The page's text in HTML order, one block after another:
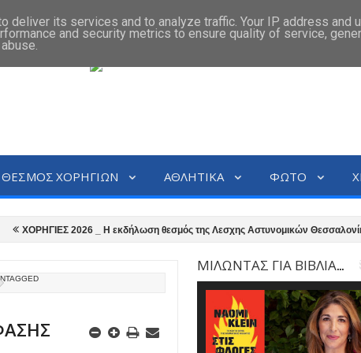
ΘΕΣΜΟΣ ΧΟΡΗΓΙΩΝ ΑΘΛΗΤΙΚΑ ΦΩΤΟ
ΧΟΡΗΓΙΕΣ 2026 _ Η εκδήλωση θεσμός της Λεσχης Αστυνομικών Θεσσαλονίκης
Η Λέσχη Αστυνομικών Θεσσαλονίκης διοργανώνει τον 12ο
ΜΙΛΩΝΤΑΣ ΓΙΑ ΒΙΒΛΙΑ...
deliver its services and to analyze traffic. Your IP address and
and security metrics to ensure quality of service,